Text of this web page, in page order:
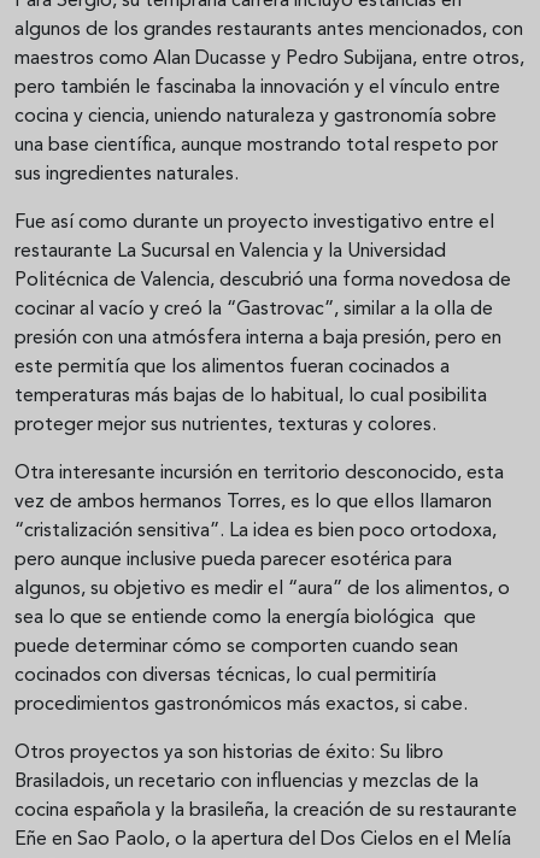
algunos de los grandes restaurants antes mencionados, con
maestros como Alan Ducasse y Pedro Subijana, entre otros,
pero también le fascinaba la innovación y el vínculo entre
cocina y ciencia, uniendo naturaleza y gastronomía sobre
una base científica, aunque mostrando total respeto por
sus ingredientes naturales.
Fue así como durante un proyecto investigativo entre el
restaurante La Sucursal en Valencia y la Universidad
Politécnica de Valencia, descubrió una forma novedosa de
cocinar al vacío y creó la “Gastrovac”, similar a la olla de
presión con una atmósfera interna a baja presión, pero en
este permitía que los alimentos fueran cocinados a
temperaturas más bajas de lo habitual, lo cual posibilita
proteger mejor sus nutrientes, texturas y colores.
Otra interesante incursión en territorio desconocido, esta
vez de ambos hermanos Torres, es lo que ellos llamaron
“cristalización sensitiva”. La idea es bien poco ortodoxa,
pero aunque inclusive pueda parecer esotérica para
algunos, su objetivo es medir el “aura” de los alimentos, o
sea lo que se entiende como la energía biológica que
puede determinar cómo se comporten cuando sean
cocinados con diversas técnicas, lo cual permitiría
procedimientos gastronómicos más exactos, si cabe.
Otros proyectos ya son historias de éxito: Su libro
Brasiladois, un recetario con influencias y mezclas de la
cocina española y la brasileña, la creación de su restaurante
Eñe en Sao Paolo, o la apertura del Dos Cielos en el Melía